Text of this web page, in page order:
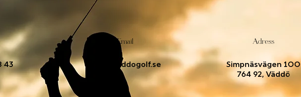
43
Email
info@vaddogolf.se
Adress
Simpnäsvägen 100
764 92, Väddö